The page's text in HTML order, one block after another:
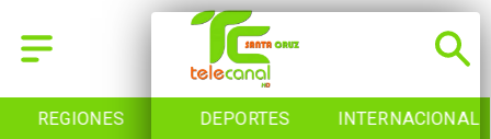
REGIONES DEPORTES INTERNACIONAL